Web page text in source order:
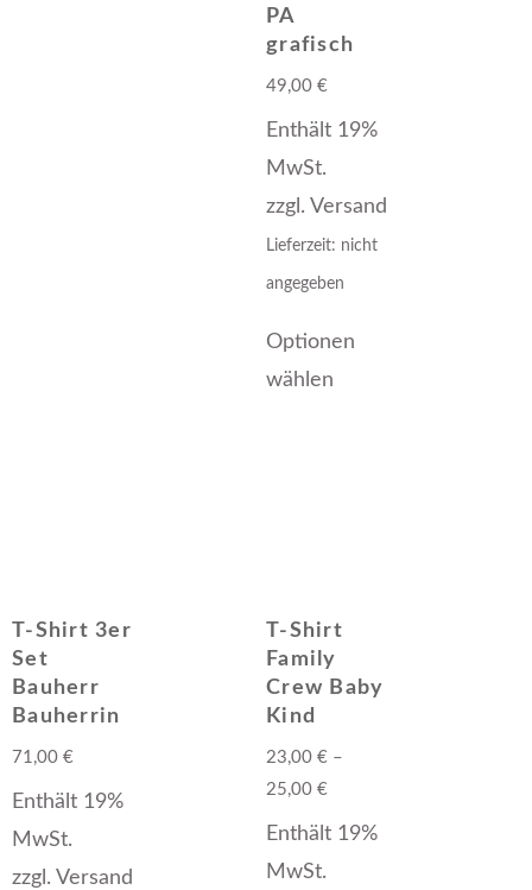
PA
grafisch
49,00 €
Enthält 19%
MwSt.
zzgl. Versand
Lieferzeit: nicht
angegeben
Optionen
wählen
T-Shirt 3er
Set
Bauherr
Bauherrin
71,00 €
Enthält 19%
MwSt.
zzgl. Versand
T-Shirt
Family
Crew Baby
Kind
23,00 € –
25,00 €
Enthält 19%
MwSt.